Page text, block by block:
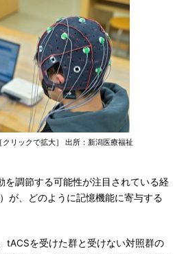
リックで拡大］ 出所：新潟医療福祉
調節する可能性が注目されている経
が、どのように記憶機能に寄与する
tACSを受けた群と受けない対照群の